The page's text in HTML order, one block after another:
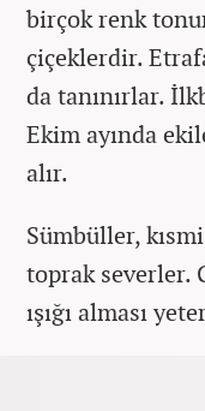
birçok renk
çiçeklerdir.
da tanınırlar.
Ekim ayında
alır.
Sümbüller,
toprak severler.
ışığı alması